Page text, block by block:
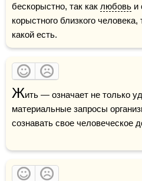
бескорыстно, так как любовь и
корыстного близкого
какой есть.
Жить — означает не только
материальные запросы
сознавать свое человеческое